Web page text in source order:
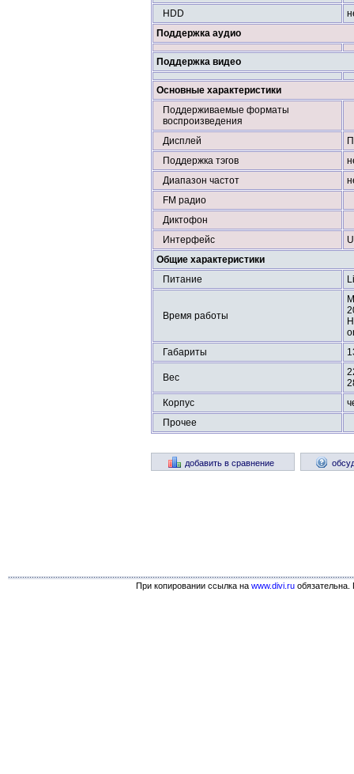
HDD
Поддержка аудио
Поддержка видео
Основные характеристики
Поддерживаемые форматы
воспроизведения
Дисплей
Поддержка тэгов
Диапазон частот
FM радио
Диктофон
Интерфейс
Общие характеристики
Питание
Время работы
Габариты
Вес
Корпус
Прочее
добавить в сравнение
При копировании ссылка на www.divi.ru